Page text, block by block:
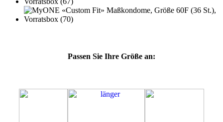
Passen Sie Ihre Größe an: